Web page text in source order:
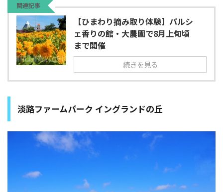
関連記事
【ひまわり摘み取り体験】パルシ
ェ香りの館・大農園で8月上旬頃
まで開催
続きを見る
淡路ファームパーク イングランドの丘